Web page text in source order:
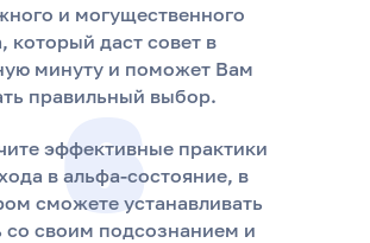
6
и могущественного
который даст совет в
минуту и поможет Вам
правильный выбор.
эффективные практики
в альфа-состояние, в
сможете устанавливать
со своим подсознанием и